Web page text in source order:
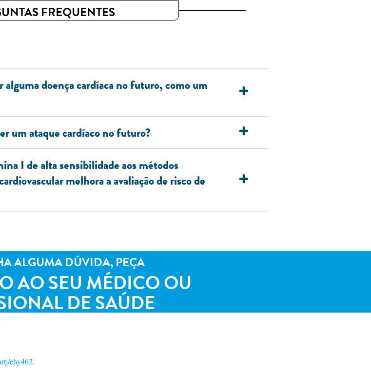
FREQUENTES
alguma doença cardíaca no futuro, como um
um ataque cardíaco no futuro?
I de alta sensibilidade aos métodos
melhora a avaliação de risco de
ALGUMA DÚVIDA, PEÇA
AO SEU MÉDICO OU
DE SAÚDE
ehy462.